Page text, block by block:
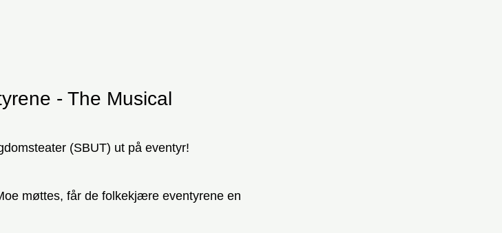
- The Musical
(SBUT) ut på eventyr!
møttes, får de folkekjære eventyrene en